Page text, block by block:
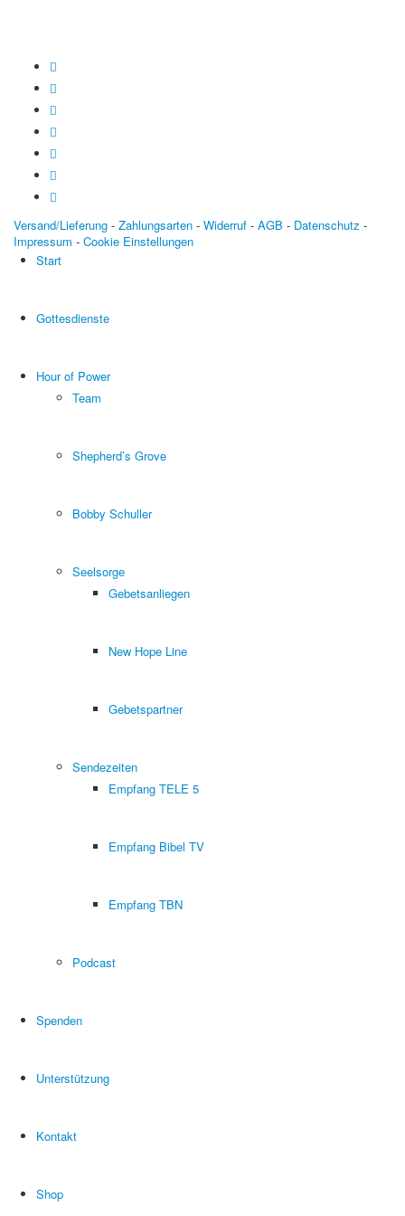
Versand/Lieferung - Zahlungsarten - Widerruf - AGB - Datenschutz -
Impressum - Cookie Einstellungen
Start
Gottesdienste
Hour of Power
Team
Shepherd’s Grove
Bobby Schuller
Seelsorge
Gebetsanliegen
New Hope Line
Gebetspartner
Sendezeiten
Empfang TELE 5
Empfang Bibel TV
Empfang TBN
Podcast
Spenden
Unterstützung
Kontakt
Shop